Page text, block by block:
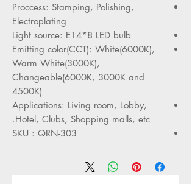
Proccess: Stamping, Polishing,
Electroplating
Light source: E14*8 LED bulb
Emitting color(CCT): White(6000K),
Warm White(3000K),
Changeable(6000K, 3000K and
4500K)
Applications: Living room, Lobby,
Hotel, Clubs, Shopping malls, etc.
SKU : QRN-303